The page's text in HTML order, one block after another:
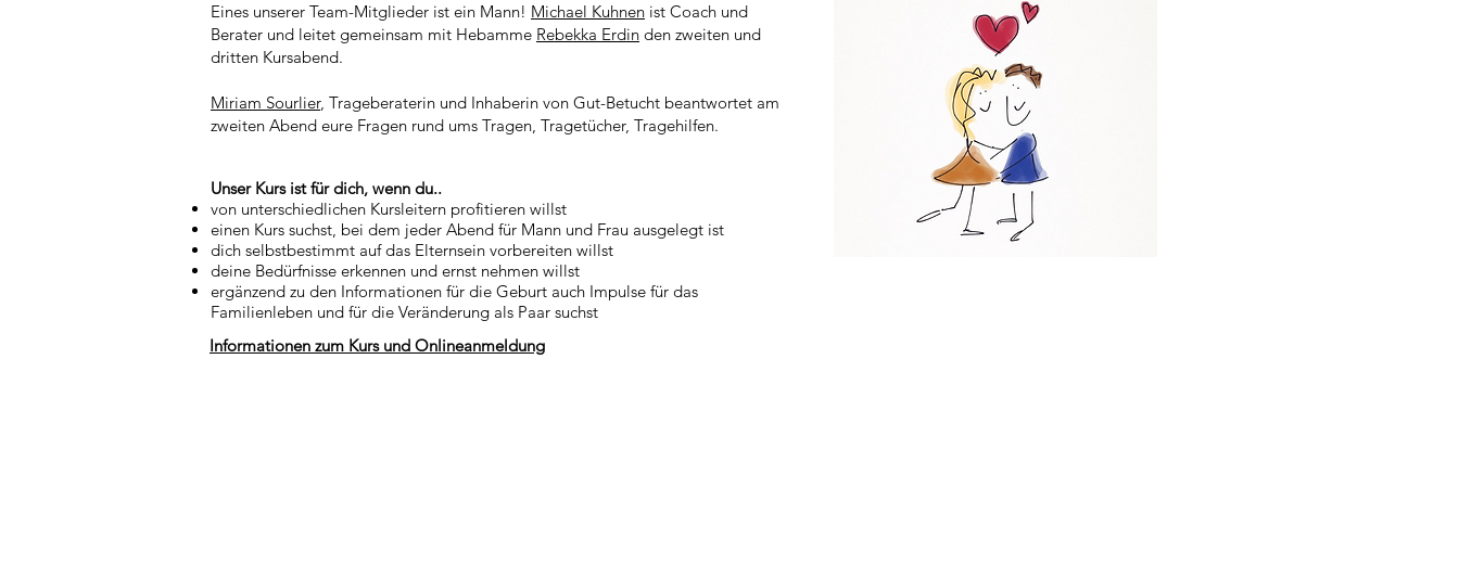
Eines unserer Team-Mitglieder ist ein Mann! Michael Kuhnen ist Coach und
Berater und leitet gemeinsam mit Hebamme Rebekka Erdin den zweiten und
dritten Kursabend.
Miriam Sourlier, Trageberaterin und Inhaberin von Gut-Betucht beantwortet am
zweiten Abend eure Fragen rund ums Tragen, Tragetücher, Tragehilfen.
Unser Kurs ist für dich, wenn du..
von unterschiedlichen Kursleitern profitieren willst
einen Kurs suchst, bei dem jeder Abend für Mann und Frau ausgelegt ist
dich selbstbestimmt auf das Elternsein vorbereiten willst
deine Bedürfnisse erkennen und ernst nehmen willst
ergänzend zu den Informationen für die Geburt auch Impulse für das
Familienleben und für die Veränderung als Paar suchst
Informationen zum Kurs und Onlineanmeldung